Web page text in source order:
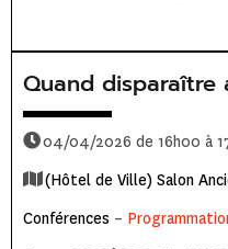
Quand
04/04/2026 de 16h00 à
(Hôtel de Ville) Salon
Conférences –